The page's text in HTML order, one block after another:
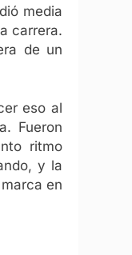
media
carrera.
de un
eso al
Fueron
ritmo
y la
en